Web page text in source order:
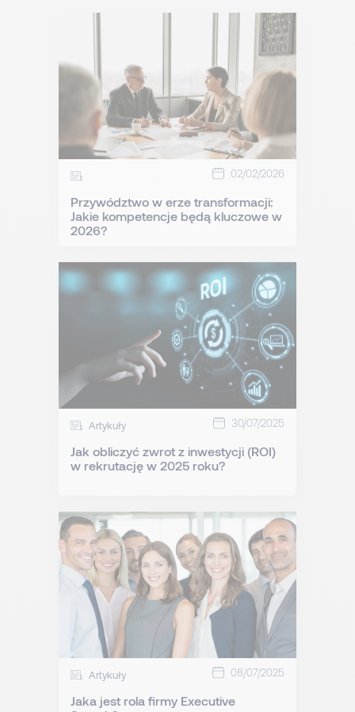
02/02/2026
Przywództwo w erze transformacji:
Jakie kompetencje będą kluczowe w
2026?
Artykuły 30/07/2025
Jak obliczyć zwrot z inwestycji (ROI)
w rekrutację w 2025 roku?
Artykuły 08/07/2025
Jaka jest rola firmy Executive